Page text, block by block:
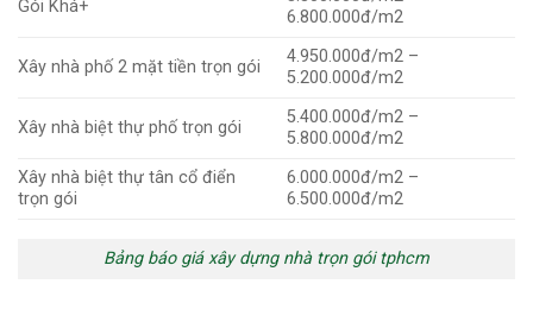
Gói Khá+
6.800.000đ/m2
Xây nhà phố 2 mặt tiền trọn gói
4.950.000đ/m2 –
5.200.000đ/m2
Xây nhà biệt thự phố trọn gói
5.400.000đ/m2 –
5.800.000đ/m2
Xây nhà biệt thự tân cổ điển
trọn gói
6.000.000đ/m2 –
6.500.000đ/m2
Bảng báo giá xây dựng nhà trọn gói tphcm